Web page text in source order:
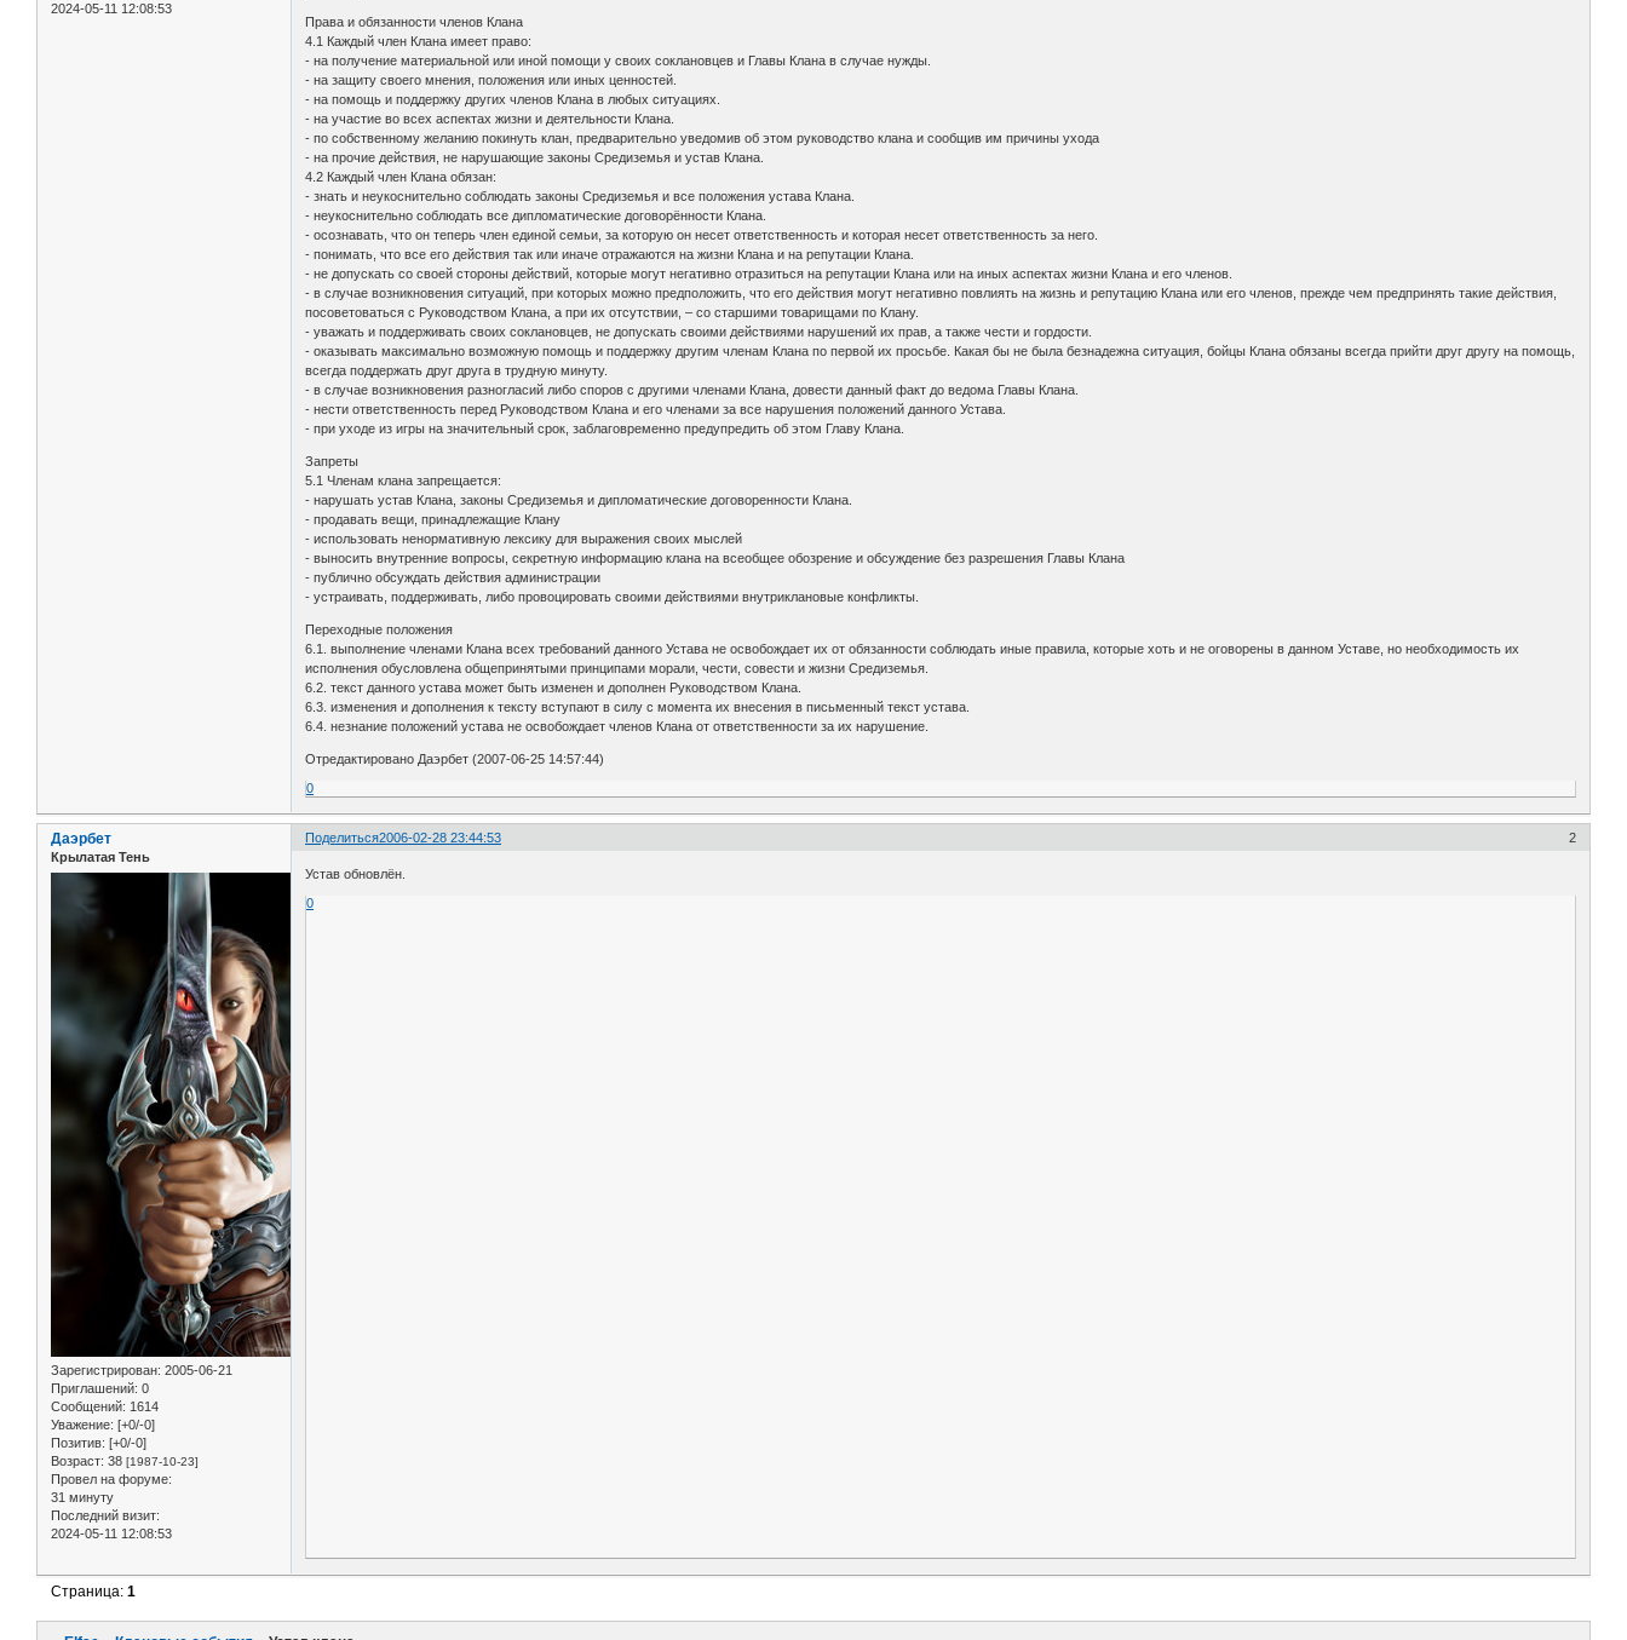
2024-05-11 12:08:53
Права и обязанности членов Клана
4.1 Каждый член Клана имеет право:
- на получение материальной или иной помощи у своих соклановцев и Главы Клана в случае нужды.
- на защиту своего мнения, положения или иных ценностей.
- на помощь и поддержку других членов Клана в любых ситуациях.
- на участие во всех аспектах жизни и деятельности Клана.
- по собственному желанию покинуть клан, предварительно уведомив об этом руководство клана и сообщив им причины ухода
- на прочие действия, не нарушающие законы Средиземья и устав Клана.
4.2 Каждый член Клана обязан:
- знать и неукоснительно соблюдать законы Средиземья и все положения устава Клана.
- неукоснительно соблюдать все дипломатические договорённости Клана.
- осознавать, что он теперь член единой семьи, за которую он несет ответственность и которая несет ответственность за него.
- понимать, что все его действия так или иначе отражаются на жизни Клана и на репутации Клана.
- не допускать со своей стороны действий, которые могут негативно отразиться на репутации Клана или на иных аспектах жизни Клана и его членов.
- в случае возникновения ситуаций, при которых можно предположить, что его действия могут негативно повлиять на жизнь и репутацию Клана или его членов, прежде чем предпринять такие действия,
посоветоваться с Руководством Клана, а при их отсутствии, – со старшими товарищами по Клану.
- уважать и поддерживать своих соклановцев, не допускать своими действиями нарушений их прав, а также чести и гордости.
- оказывать максимально возможную помощь и поддержку другим членам Клана по первой их просьбе. Какая бы не была безнадежна ситуация, бойцы Клана обязаны всегда прийти друг другу на помощь,
всегда поддержать друг друга в трудную минуту.
- в случае возникновения разногласий либо споров с другими членами Клана, довести данный факт до ведома Главы Клана.
- нести ответственность перед Руководством Клана и его членами за все нарушения положений данного Устава.
- при уходе из игры на значительный срок, заблаговременно предупредить об этом Главу Клана.
Запреты
5.1 Членам клана запрещается:
- нарушать устав Клана, законы Средиземья и дипломатические договоренности Клана.
- продавать вещи, принадлежащие Клану
- использовать ненормативную лексику для выражения своих мыслей
- выносить внутренние вопросы, секретную информацию клана на всеобщее обозрение и обсуждение без разрешения Главы Клана
- публично обсуждать действия администрации
- устраивать, поддерживать, либо провоцировать своими действиями внутриклановые конфликты.
Переходные положения
6.1. выполнение членами Клана всех требований данного Устава не освобождает их от обязанности соблюдать иные правила, которые хоть и не оговорены в данном Уставе, но необходимость их
исполнения обусловлена общепринятыми принципами морали, чести, совести и жизни Средиземья.
6.2. текст данного устава может быть изменен и дополнен Руководством Клана.
6.3. изменения и дополнения к тексту вступают в силу с момента их внесения в письменный текст устава.
6.4. незнание положений устава не освобождает членов Клана от ответственности за их нарушение.
Отредактировано Даэрбет (2007-06-25 14:57:44)
0
Поделиться 2
2006-02-28 23:44:53
Даэрбет
Крылатая Тень
Зарегистрирован: 2005-06-21
Приглашений: 0
Сообщений: 1614
Уважение: [+0/-0]
Позитив: [+0/-0]
Возраст: 38 [1987-10-23]
Провел на форуме:
31 минуту
Последний визит:
2024-05-11 12:08:53
Устав обновлён.
0
Страница:1